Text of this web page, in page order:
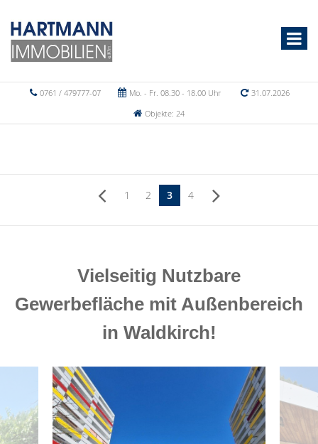
0761 / 479777-07 Mo. - Fr. 08.30 - 18.00 Uhr
31.07.2026
Objekte: 24
1 2 3 4
Vielseitig Nutzbare
Gewerbefläche mit Außenbereich
in Waldkirch!